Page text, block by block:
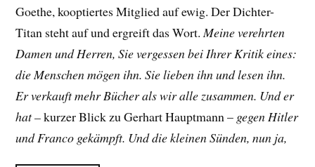
Goethe, kooptiertes Mitglied auf ewig. Der Dichter-
Titan steht auf und ergreift das Wort. Meine verehrten
Damen und Herren, Sie vergessen bei Ihrer Kritik eines:
die Menschen mögen ihn. Sie lieben ihn und lesen ihn.
Er verkauft mehr Bücher als wir alle zusammen. Und er
hat –kurzer Blick zu Gerhart Hauptmann – gegen Hitler
und Franco gekämpft. Und die kleinen Sünden, nun ja,